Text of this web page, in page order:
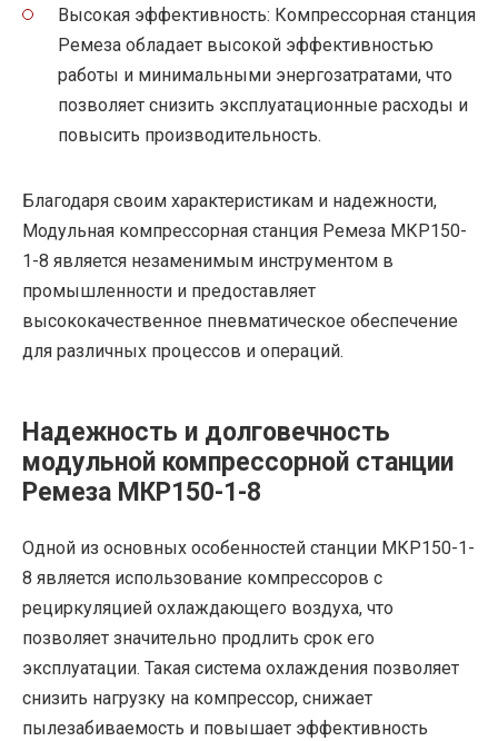
Высокая эффективность: Компрессорная станция
Ремеза обладает высокой эффективностью
работы и минимальными энергозатратами, что
позволяет снизить эксплуатационные расходы и
повысить производительность.
Благодаря своим характеристикам и надежности,
Модульная компрессорная станция Ремеза МКР150-
1-8 является незаменимым инструментом в
промышленности и предоставляет
высококачественное пневматическое обеспечение
для различных процессов и операций.
Надежность и долговечность
модульной компрессорной станции
Ремеза МКР150-1-8
Одной из основных особенностей станции МКР150-1-
8 является использование компрессоров с
рециркуляцией охлаждающего воздуха, что
позволяет значительно продлить срок его
эксплуатации. Такая система охлаждения позволяет
снизить нагрузку на компрессор, снижает
пылезабиваемость и повышает эффективность